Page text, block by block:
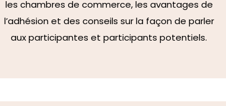
les chambres de commerce, les avantages de
l’adhésion et des conseils sur la façon de parler
aux participantes et participants potentiels.